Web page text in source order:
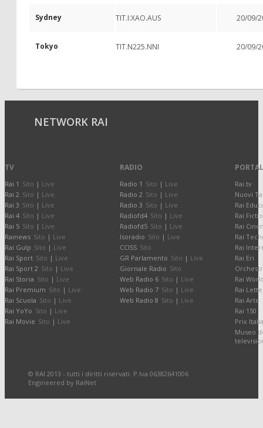
Sydney TIT.I:XAO.AUS 20/09/
Tokyo TIT.N225.NNI 20/09/
NETWORK RAI
TV
Rai 1 Sito | Live
Rai 2 Sito | Live
Rai 3 Sito | Live
Rai 4 Sito | Live
Rai 5 Sito | Live
Rainews Sito | Live
Rai Gulp Sito | Live
Rai Sport Sito | Live
Rai Sport 2 Sito | Live
Rai Storia Sito | Live
Rai Premium Sito | Live
Rai Scuola Sito | Live
Rai YoYo Sito | Live
Rai Movie Sito | Live
RADIO
Radio 1 Sito | Live
Radio 2 Sito | Live
Radio 3 Sito | Live
Radiofd4 Sito | Live
Radiofd5 Sito | Live
Isoradio Sito | Live
CCISS Sito
GR Parlamento Sito | Live
Giornale Radio Sito
Web Radio 6 Sito | Live
Web Radio 7 Sito | Live
Web Radio 8 Sito | Live
Rai.tv
Nuovi
Rai
Rai
Rai
Rai
Rai
Rai Eri
Rai
Rai
Rai Arte
Rai 150
Prix Italia
Museo
© RAI 2013 - tutti i diritti riservati. P.Iva 06382641006
Engineered by RaiNet